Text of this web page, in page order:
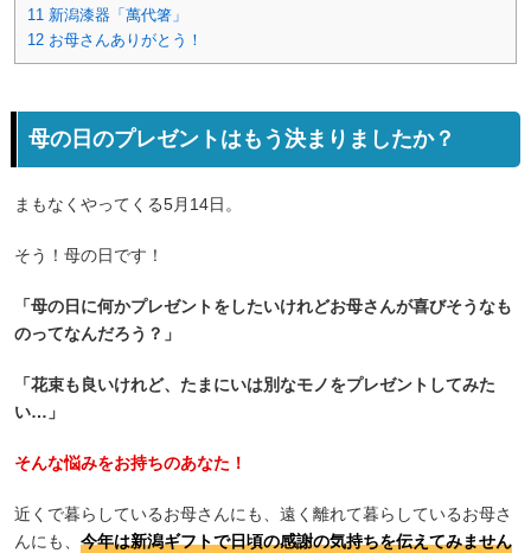
11 新潟漆器「萬代箸」
12 お母さんありがとう！
母の日のプレゼントはもう決まりましたか？
まもなくやってくる5月14日。
そう！母の日です！
「母の日に何かプレゼントをしたいけれどお母さんが喜びそうなも
のってなんだろう？」
「花束も良いけれど、たまにいは別なモノをプレゼントしてみた
い…」
そんな悩みをお持ちのあなた！
近くで暮らしているお母さんにも、遠く離れて暮らしているお母さ
んにも、 今年は新潟ギフトで日頃の感謝の気持ちを伝えてみません